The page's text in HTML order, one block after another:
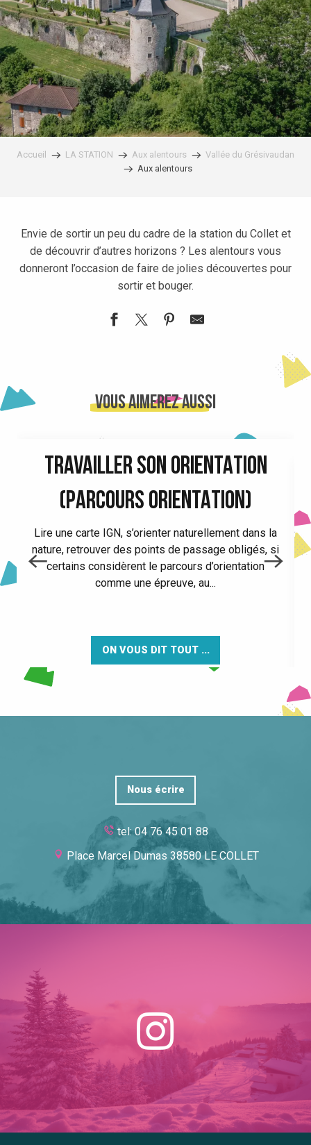
Accueil LA STATION Aux alentours
Vallée du Grésivaudan
Aux alentours
Envie de sortir un peu du cadre de la station du Collet et
de découvrir d’autres horizons ? Les alentours vous
donneront l’occasion de faire de jolies découvertes pour
sortir et bouger.
Four à griller des anciennes forges d'Allevard
Musée Forges et Moulins de Pinsot
Château du Touvet
Vous aimerez aussi
TRAVAILLER SON ORIENTATION
(PARCOURS ORIENTATION)
Lire une carte IGN, s’orienter naturellement dans la
nature, retrouver des points de passage obligés, si
certains considèrent le parcours d’orientation
comme une épreuve, au...
ON VOUS DIT TOUT ...
Nous écrire
tel: 04 76 45 01 88
Place Marcel Dumas 38580 LE COLLET